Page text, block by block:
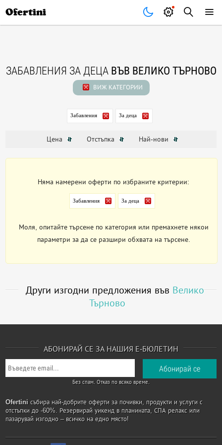
Ofertini
ЗАБАВЛЕНИЯ ЗА ДЕЦА ВЪВ ВЕЛИКО ТЪРНОВО
ВИЖ КАТЕГОРИИ
Забавления За деца
Цена Отстъпка Най-нови
Няма намерени оферти по избраните критерии:
Забавления За деца
Моля, опитайте търсене по категория или премахнете някои
параметри за да се разшири обхвата на търсене.
Други изгодни предложения във Велико
Търново
АБОНИРАЙ СЕ ЗА НАШИЯ Е-БЮЛЕТИН
Без спам. Отказ по всяко време.
Ofertini събира най-добрите оферти за почивки, продукти и услуги с
отстъпки до -60%. Резервирай уикенд в планината, СПА релакс или
пазарувай изгодно – всичко на едно място!